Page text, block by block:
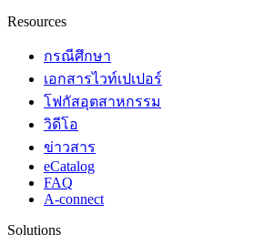
Resources
กรณีศึกษา
เอกสารไวท์เปเปอร์
โฟกัสอุตสาหกรรม
วิดีโอ
ข่าวสาร
eCatalog
FAQ
A-connect
Solutions